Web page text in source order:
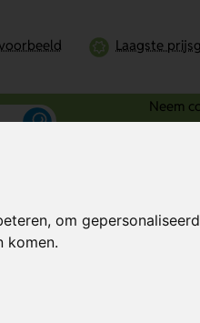
om
komen.
Laagste
Neem